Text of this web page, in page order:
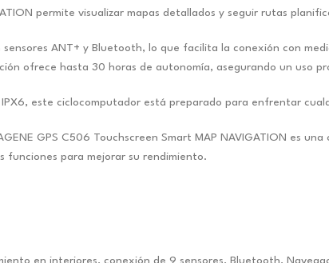
permite visualizar mapas detallados y seguir rutas
sensores ANT+ y Bluetooth, lo que facilita la conexión con
ofrece hasta 30 horas de autonomía, asegurando un uso
este ciclocomputador está preparado para enfrentar
GPS C506 Touchscreen Smart MAP NAVIGATION es
funciones para mejorar su rendimiento.
en interiores, conexión de 9 sensores, Bluetooth,